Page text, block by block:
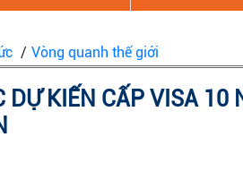
/ Vòng quanh thế giới
DỰ KIẾN CẤP VISA